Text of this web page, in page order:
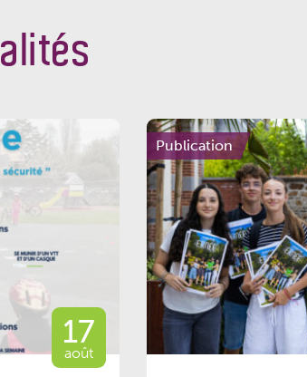
17
août
Publication